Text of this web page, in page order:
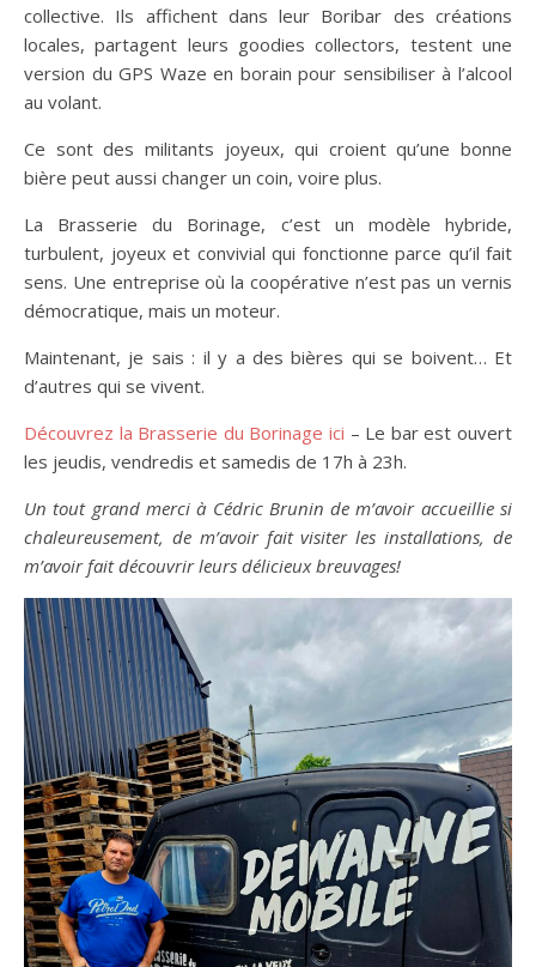
collective. Ils affichent dans leur Boribar des créations
locales, partagent leurs goodies collectors, testent une
version du GPS Waze en borain pour sensibiliser à l’alcool
au volant.
Ce sont des militants joyeux, qui croient qu’une bonne
bière peut aussi changer un coin, voire plus.
La Brasserie du Borinage, c’est un modèle hybride,
turbulent, joyeux et convivial qui fonctionne parce qu’il fait
sens. Une entreprise où la coopérative n’est pas un vernis
démocratique, mais un moteur.
Maintenant, je sais : il y a des bières qui se boivent… Et
d’autres qui se vivent.
Découvrez la Brasserie du Borinage ici – Le bar est ouvert
les jeudis, vendredis et samedis de 17h à 23h.
Un tout grand merci à Cédric Brunin de m’avoir accueillie si
chaleureusement, de m’avoir fait visiter les installations, de
m’avoir fait découvrir leurs délicieux breuvages!